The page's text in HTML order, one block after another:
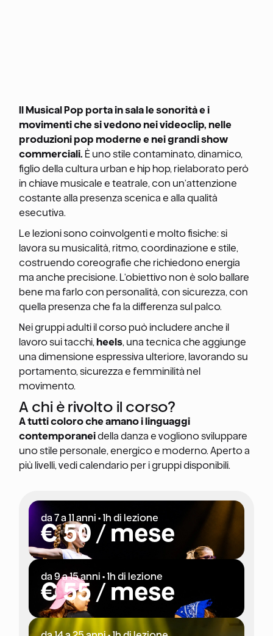
Il Musical Pop porta in sala le sonorità e i
movimenti che si vedono nei videoclip, nelle
produzioni pop moderne e nei grandi show
commerciali. È uno stile contaminato, dinamico,
figlio della cultura urban e hip hop, rielaborato però
in chiave musicale e teatrale, con un’attenzione
costante alla presenza scenica e alla qualità
esecutiva.
Le lezioni sono coinvolgenti e molto fisiche: si
lavora su musicalità, ritmo, coordinazione e stile,
costruendo coreografie che richiedono energia
ma anche precisione. L’obiettivo non è solo ballare
bene ma farlo con personalità, con sicurezza, con
quella presenza che fa la differenza sul palco.
Nei gruppi adulti il corso può includere anche il
lavoro sui tacchi,heels, una tecnica che aggiunge
una dimensione espressiva ulteriore, lavorando su
portamento, sicurezza e femminilità nel
movimento.
A chi è rivolto il corso?
A tutti coloro che amano i linguaggi
contemporaneidella danza e vogliono sviluppare
uno stile personale, energico e moderno. Aperto a
più livelli, vedi calendario per i gruppi disponibili.
da 7 a 11 anni • 1h di lezione
€ 50 / mese
da 9 a 15 anni • 1h di lezione
€ 55 / mese